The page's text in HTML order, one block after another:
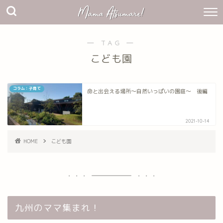
― TAG ―
こども園
コラム：子育て 命と出会える場所～自然いっぱいの園庭～ 後編
2021-10-14
HOME こども園
九州のママ集まれ！